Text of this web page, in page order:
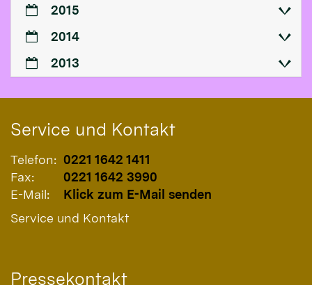
2015
2014
2013
Service und Kontakt
Telefon: 0221 1642 1411
Fax:
0221 1642 3990
E-Mail:
Klick zum E-Mail senden
Service und Kontakt
Pressekontakt